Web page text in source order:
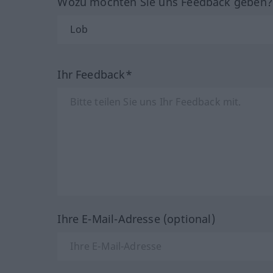
Ihr Feedback*
Ihre E-Mail-Adresse (optional)